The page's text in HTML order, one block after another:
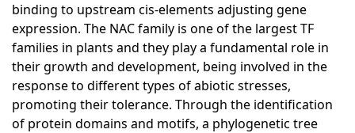
binding to upstream cis-elements adjusting gene
expression. The NAC family is one of the largest TF
families in plants and they play a fundamental role in
their growth and development, being involved in the
response to different types of abiotic stresses,
promoting their tolerance. Through the identification
of protein domains and motifs, a phylogenetic tree